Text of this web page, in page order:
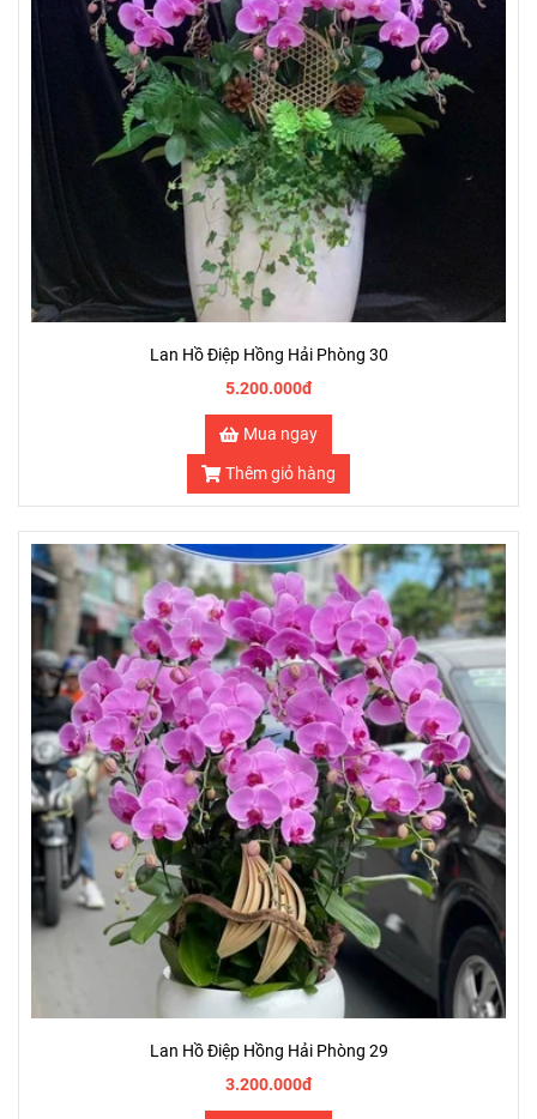
Lan Hồ Điệp Hồng Hải Phòng 30
5.200.000đ
Mua ngay
Thêm giỏ hàng
Lan Hồ Điệp Hồng Hải Phòng 29
3.200.000đ